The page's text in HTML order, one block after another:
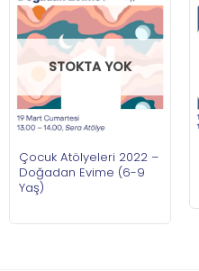
STOKTA YOK
Çocuk Atölyeleri 2022 –
Doğadan Evime (6-9
Yaş)